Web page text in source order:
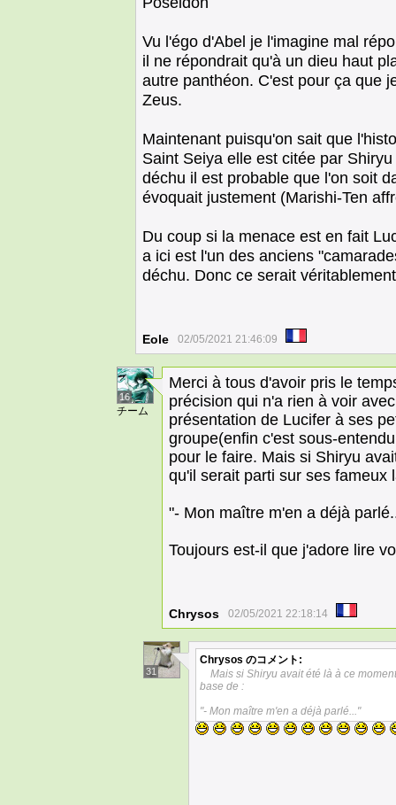
Vu l'égo d'Abel je l'imagine mal
il ne répondrait qu'à un dieu haut
autre panthéon. C'est pour ça que
Zeus.
Maintenant puisqu'on sait que
Saint Seiya elle est citée par
déchu il est probable que l'on soit
évoquait justement (Marishi-Ten
Du coup si la menace est en fait
a ici est l'un des anciens
déchu. Donc ce serait
Eole 02/05/2021 21:46:09
16
チーム
Merci à tous d'avoir pris le
précision qui n'a rien à voir
présentation de Lucifer à ses
groupe(enfin c'est sous-
pour le faire. Mais si Shiryu
qu'il serait parti sur ses fameux
"- Mon maître m'en a déjà
Toujours est-il que j'adore lire
Chrysos 02/05/2021 22:18:14
31
Chrysos のコメント:
Mais si Shiryu avait été là à ce
base de :
"- Mon maître m'en a déjà parlé..."